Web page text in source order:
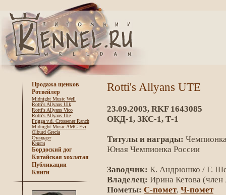
Продажа щенков
Ротвейлер
Midnight Music Well
Rotti's Allyans Ulk
Rotti's Allyans Vico
Rotti's Allyans Ute
Frigga v.d. Crossener Ranch
Midnight Music AMG Evi
Olburd Grecia
Стандарт
Книги
Бордоский дог
Китайская хохлатая
Публикации
Книги
Rotti's Allyans UTE
23.09.2003, RKF 1643085
ОКД-1, ЗКС-1, Т-1
Титулы и награды:
Юная Чемпионка России
Заводчик: К. Андрюшко / Г.
Владелец: Ирина Кетова
Пометы: C-помет, Ч-помет